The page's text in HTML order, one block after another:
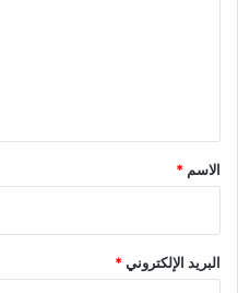
*
الاسم *
البريد الإلكتروني*